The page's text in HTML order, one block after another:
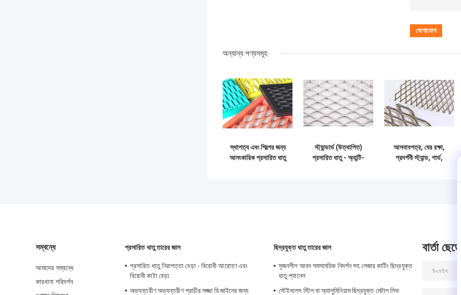
অন্যান্য পণ্যসমূহ
স্থাপত্য এবং শিল্পের জন্য
আলংকারিক প্রসারিত ধাতু
স্ট্যান্ডার্ড (উত্থাপিত)
প্রসারিত ধাতু - অ্যান্টি-
আসবাবপত্র, ঘের রক্ষা,
প্রদর্শনী স্ট্যান্ড, গার্ড,
সম্বন্ধে
আমাদের সম্বন্ধে
কারখানা পরিদর্শন
প্রসারিত ধাতু তারের জাল
প্রসারিত ধাতু নিরাপত্তা বেড়া - বিরোধী আরোহণ এবং
বিরোধী কাটা বেড়া
অভ্যন্তরীণ অভ্যন্তরীণ প্রাচীর সজ্জা ডিজাইনের জন্য
ছিদ্রযুক্ত ধাতু তারের জাল
সৃজনশীল আবদ সমসাময়িক নিদর্শন সহ লেজার কাটিং ছিদ্রযুক্ত
ধাতু প্যানেল
স্টেইনলেস স্টিল বা অ্যালুমিনিয়াম ছিদ্রযুক্ত মেটাল লিফ
বার্তা ছেড়ে